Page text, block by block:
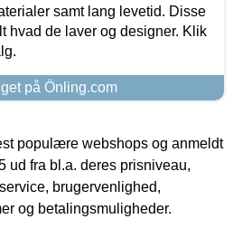
samt lang levetid. Disse
hvad de laver og designer. Klik
på Önling.com
populære webshops og anmeldt
ud fra bl.a. deres prisniveau,
brugervenlighed,
og betalingsmuligheder.